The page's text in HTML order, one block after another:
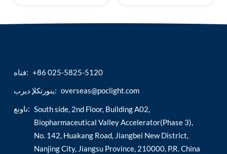
(المقايسة المناعية
فتاه: +86 025-5825-5120
ينورتكلإ ديرب: overseas@poclight.com
ناونع: South side, 2nd Floor, Building A02,
Biopharmaceutical Valley Accelerator(Phase 3),
No. 142, Huakang Road, Jiangbei New District,
Nanjing City, Jiangsu Province, 210000, P.R. China